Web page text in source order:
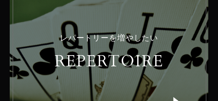
レパートリーを増やしたい
REPERTOIRE